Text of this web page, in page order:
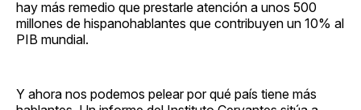
hay más remedio que prestarle atención a unos 500
millones de hispanohablantes que contribuyen un 10% al
PIB mundial.
Y ahora nos podemos pelear por qué país tiene más